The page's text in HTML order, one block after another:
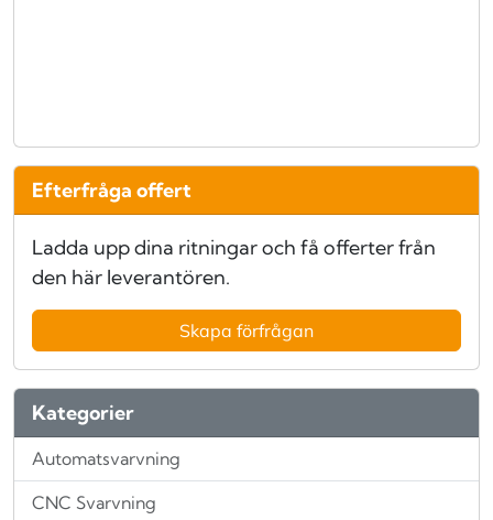
Efterfråga offert
Ladda upp dina ritningar och få offerter från
den här leverantören.
Skapa förfrågan
Kategorier
Automatsvarvning
CNC Svarvning